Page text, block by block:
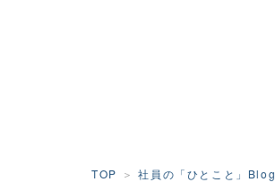
TOP 社員の「ひとこと」Blog